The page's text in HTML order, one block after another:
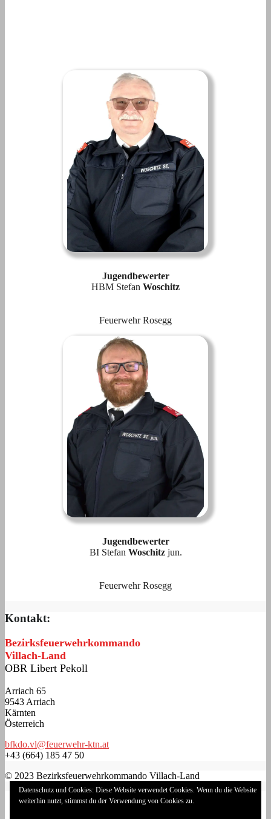
Jugendbewerter
HBM Stefan Woschitz
Feuerwehr Rosegg
Jugendbewerter
BI Stefan Woschitz jun.
Feuerwehr Rosegg
Kontakt:
Bezirksfeuerwehrkommando
Villach-Land
OBR Libert Pekoll
Arriach 65
9543 Arriach
Kärnten
Österreich
bfkdo.vl@feuerwehr-ktn.at
+43 (664) 185 47 50
© 2023 Bezirksfeuerwehrkommando Villach-Land
Impressum
Datenschutzerklärung
Datenschutz und Cookies: Diese Website verwendet Cookies. Wenn du die Website
weiterhin nutzt, stimmst du der Verwendung von Cookies zu.